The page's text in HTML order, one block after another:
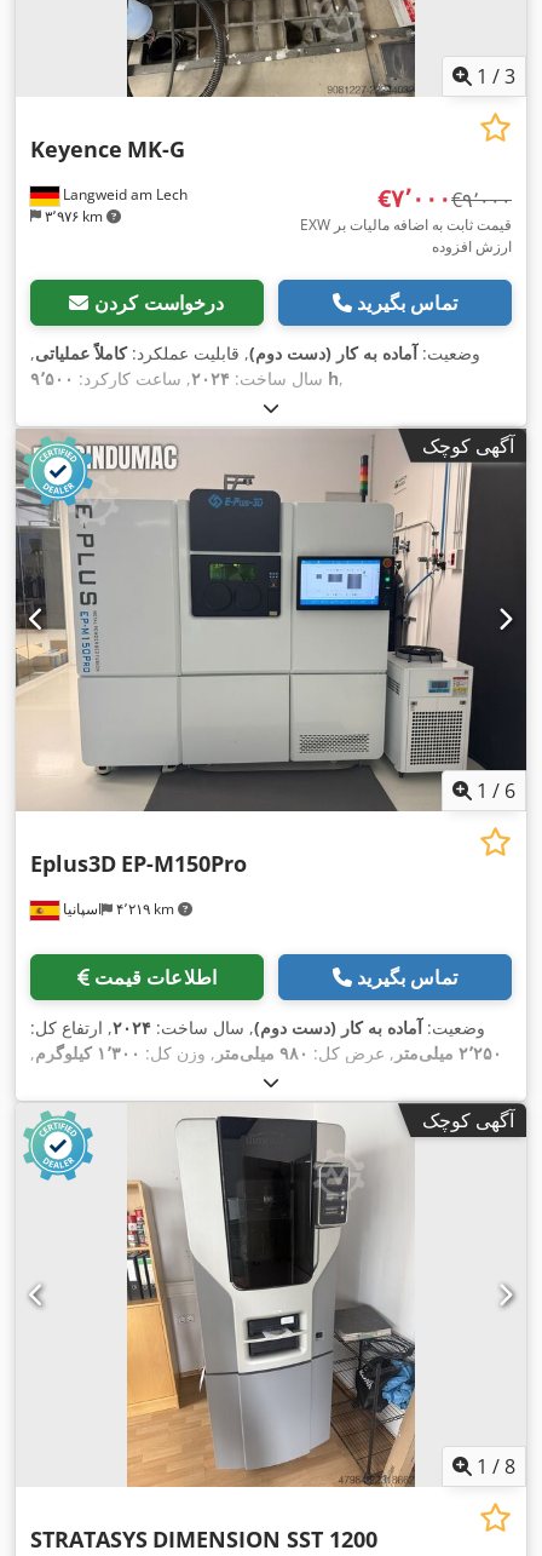
1 /3
Langweid am Lech
۳٬۹۷۶ km
Keyence MK-G
‎€۷٬۰۰۰ ‎€۹٬۰۰۰
EXW قیمت ثابت به اضافه مالیات بر
ارزش افزوده
درخواست کردن تماس بگیرید
وضعیت:آماده به کار (دست دوم), قابلیت عملکرد:کاملاً عملیاتی,
سال ساخت: ۲۰۲۴, ساعت کارکرد: ۹٬۵۰۰ h,
آگهی کوچک
1 / 6
اسپانیا ۴٬۲۱۹ km
Eplus3D EP-M150Pro
اطلاعات قیمت تماس بگیرید
وضعیت: آماده به کار (دست دوم), سال ساخت: ۲۰۲۴, ارتفاع کل:
۲٬۲۵۰ میلی‌متر
, عرض کل: ۹۸۰ میلی‌متر , وزن کل: ۱٬۳۰۰ کیلوگرم
,
۱۵۰ میلی‌متر, مسافت حرکت محور Z: ۲۴۰ میلی‌متر, حداکثر طول
محصول:
۲٬۱۲۰ میلی‌متر , تعداد محور:۳ آگهی کوچک
1 /8
STRATASYS DIMENSION SST 1200